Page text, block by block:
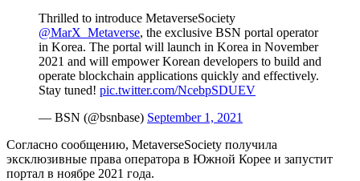
Thrilled to introduce MetaverseSociety
@MarX_Metaverse, the exclusive BSN portal operator
in Korea. The portal will launch in Korea in November
2021 and will empower Korean developers to build and
operate blockchain applications quickly and effectively.
Stay tuned! pic.twitter.com/NcebpSDUEV
— BSN (@bsnbase) September 1, 2021
Согласно сообщению, MetaverseSociety получила
эксклюзивные права оператора в Южной Корее и запустит
портал в ноябре 2021 года.